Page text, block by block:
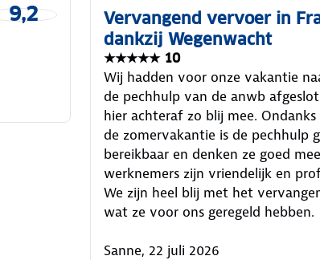
9,2
Vervangend vervoer in
dankzij Wegenwacht
★★★★★ 10
Wij hadden voor onze vakantie
de pechhulp van de anwb
hier achteraf zo blij mee.
de zomervakantie is de pechhulp
bereikbaar en denken ze goed
werknemers zijn vriendelijk en
We zijn heel blij met het
wat ze voor ons geregeld hebben.
Sanne, 22 juli 2026